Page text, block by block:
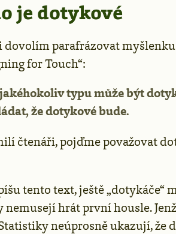
je dotykové
dovolím parafrázovat
for Touch“:
typu může být
že dotykové bude.
čtenáři, pojďme považovat
tento text, ještě
nemusejí hrát první housle.
neúprosně ukazují, že